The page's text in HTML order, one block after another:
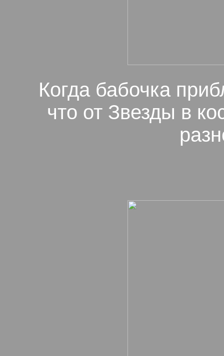
Когда бабочка
что от Звезды в